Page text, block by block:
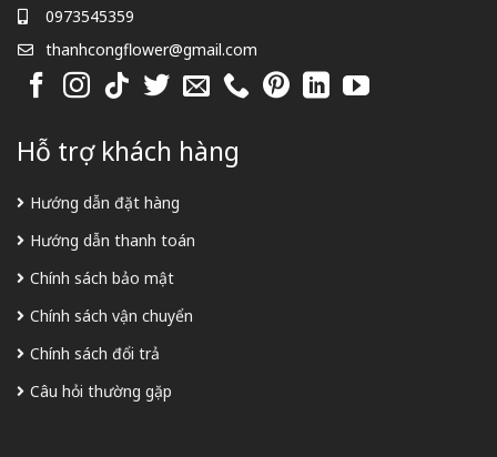
0973545359
thanhcongflower@gmail.com
Hỗ trợ khách hàng
Hướng dẫn đặt hàng
Hướng dẫn thanh toán
Chính sách bảo mật
Chính sách vận chuyển
Chính sách đổi trả
Câu hỏi thường gặp